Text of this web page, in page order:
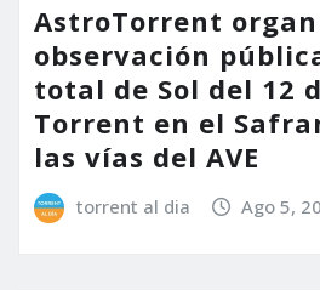
AstroTorrent
observación
total de Sol del 12
Torrent en el
las vías del AVE
torrent al dia Ago 5,